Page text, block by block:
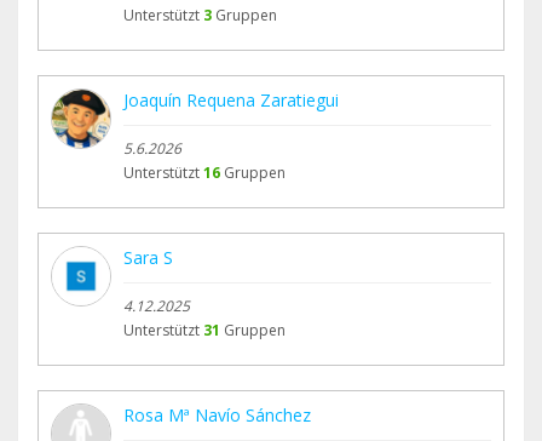
Unterstützt 3 Gruppen
Joaquín Requena Zaratiegui
5.6.2026
Unterstützt16 Gruppen
Sara S
4.12.2025
Unterstützt 31 Gruppen
Rosa Mª Navío Sánchez